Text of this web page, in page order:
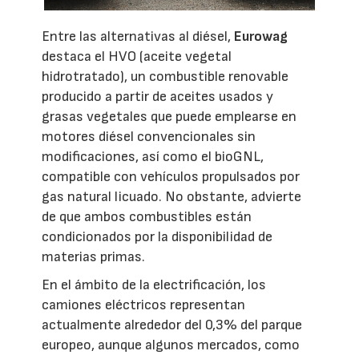
Entre las alternativas al diésel, Eurowag
destaca el HVO (aceite vegetal
hidrotratado), un combustible renovable
producido a partir de aceites usados y
grasas vegetales que puede emplearse en
motores diésel convencionales sin
modificaciones, así como el bioGNL,
compatible con vehículos propulsados por
gas natural licuado. No obstante, advierte
de que ambos combustibles están
condicionados por la disponibilidad de
materias primas.
En el ámbito de la electrificación, los
camiones eléctricos representan
actualmente alrededor del 0,3% del parque
europeo, aunque algunos mercados, como